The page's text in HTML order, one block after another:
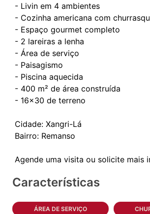
- Livin em 4 ambientes
- Cozinha americana com
- Espaço gourmet completo
- ⁠2 lareiras a lenha
- Área de serviço
- Paisagismo
- Piscina aquecida
- 400 m² de área construída
- ⁠16x30 de terreno
Cidade: Xangri-Lá
Bairro: Remanso
Características
ÁREA DE SERVIÇO